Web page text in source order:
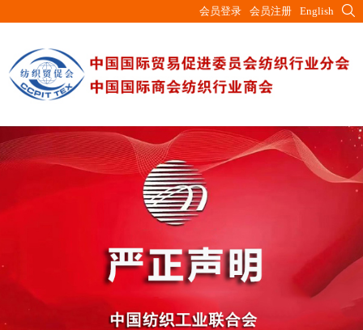
会员登录 会员注册 English